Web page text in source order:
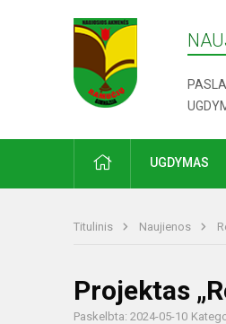
UGDYMAS
Titulinis Naujienos
Projektas
Paskelbta: 2024-05-10